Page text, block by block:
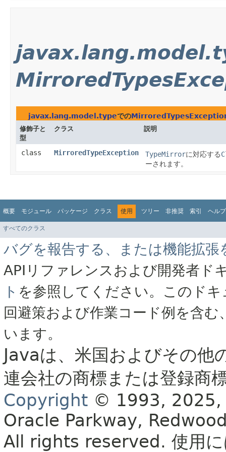
javax.lang.model.typeでの
修飾子と
型
クラス 説明
class MirroredTypeException TypeMirrorに対応する
ーされます。
概要 モジュール パッケージ クラス 使用 ツリー 非推奨 索引 ヘルプ
すべてのクラス
バグを報告する、または機能拡張
APIリファレンスおよび開発者ド
ト を参照してください。このド
回避策および作業コード例を含
います。
Javaは、米国およびその
連会社の商標または登録商
Copyright © 1993, 2025,
Oracle Parkway,
All rights reserved. 使用